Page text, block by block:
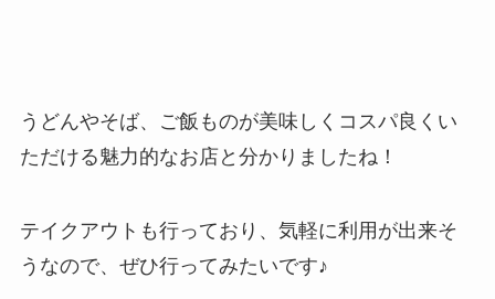
うどんやそば、ご飯ものが美味しくコスパ良くい
ただける魅力的なお店と分かりましたね！
テイクアウトも行っており、気軽に利用が出来そ
うなので、ぜひ行ってみたいです♪